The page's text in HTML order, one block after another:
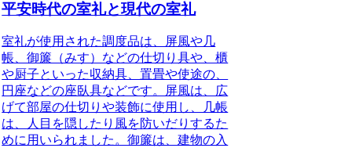
平安時代の室礼と現代の室礼
室礼が使用された調度品は、屏風や几
帳、御簾（みす）などの仕切り具や、櫃
や厨子といった収納具、置畳や使途の、
円座などの座臥具などです。屏風は、広
げて部屋の仕切りや装飾に使用し、几帳
は、人目を隠したり風を防いだりするた
めに用いられました。御簾は、建物の入